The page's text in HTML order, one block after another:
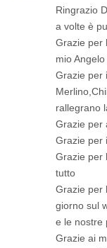
Ringrazio
a volte è
Grazie per
mio Angelo
Grazie per
rallegrano
Grazie per
Grazie per
Grazie per
tutto
Grazie per
giorno sul
e le nostre
Grazie ai